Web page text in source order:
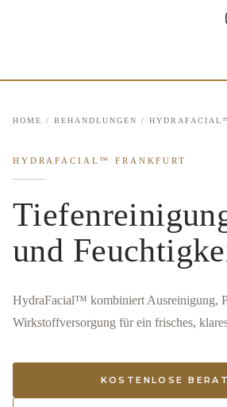
HOME / BEHANDLUNGEN /
HYDRAFACIAL™ FRANKFURT
und
HydraFacial™ kombiniert Ausreinigung,
Wirkstoffversorgung für ein frisches,
KOSTENLOSE